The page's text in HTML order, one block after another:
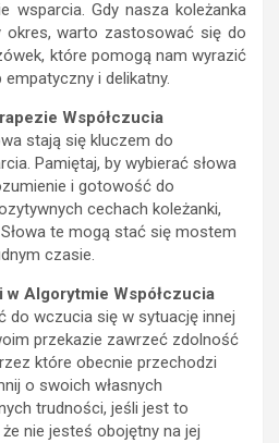
wsparcia. Gdy nasza koleżanka
okres, warto zastosować się do
które pomogą nam wyrazić
i delikatny.
Współczucia
stają się kluczem do
Pamiętaj, by wybierać słowa
i gotowość do
cechach koleżanki,
Słowa te mogą stać się mostem
czasie.
w Algorytmie Współczucia
do wczucia się w sytuację innej
przekazie zawrzeć zdolność
które obecnie przechodzi
o swoich własnych
trudności, jeśli jest to
nie jesteś obojętny na jej